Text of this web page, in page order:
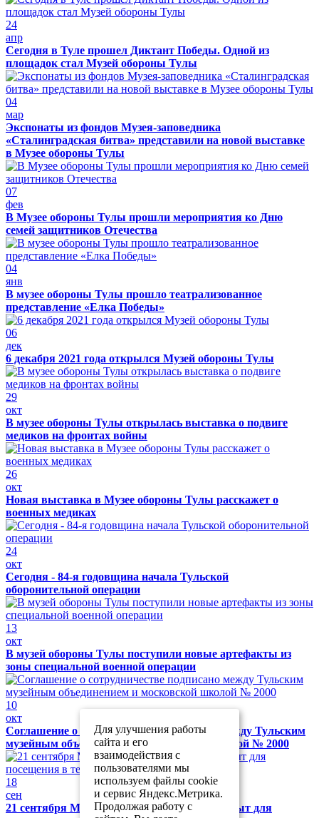
24
апр
Сегодня в Туле прошел Диктант Победы. Одной из
площадок стал Музей обороны Тулы
04
мар
Экспонаты из фондов Музея-заповедника
«Сталинградская битва» представили на новой выставке
в Музее обороны Тулы
07
фев
В Музее обороны Тулы прошли мероприятия ко Дню
семей защитников Отечества
04
янв
В музее обороны Тулы прошло театрализованное
представление «Елка Победы»
06
дек
6 декабря 2021 года открылся Музей обороны Тулы
29
окт
В музее обороны Тулы открылась выставка о подвиге
медиков на фронтах войны
26
окт
Новая выставка в Музее обороны Тулы расскажет о
военных медиках
24
окт
Сегодня - 84-я годовщина начала Тульской
оборонительной операции
13
окт
В музей обороны Тулы поступили новые артефакты из
зоны специальной военной операции
10
окт
Соглашение о сотрудничестве подписано между Тульским
музейным объединением и московской школой № 2000
18
сен
21 сентября Музей обороны Тулы будет закрыт для
Для улучшения работы
сайта и его
взаимодействия с
пользователями мы
используем файлы cookie
и сервис Яндекс.Метрика.
Продолжая работу с